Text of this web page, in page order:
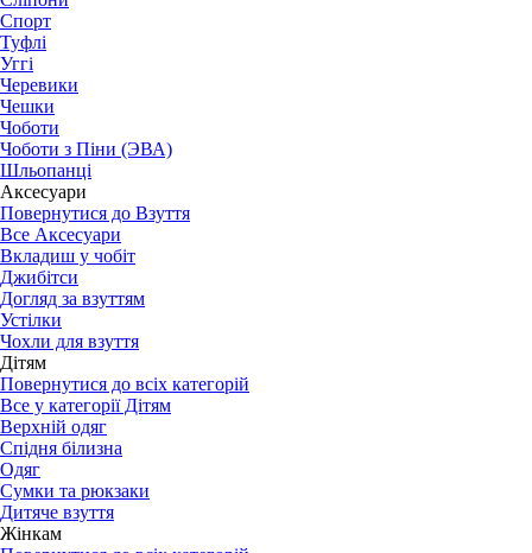
Спорт
Туфлі
Уггі
Черевики
Чешки
Чоботи
Чоботи з Піни (ЭВА)
Шльопанці
Аксесуари
Повернутися до Взуття
Все Аксесуари
Вкладиш у чобіт
Джибітси
Догляд за взуттям
Устілки
Чохли для взуття
Дітям
Повернутися до всіх категорій
Все у категорії Дітям
Верхній одяг
Спідня білизна
Одяг
Сумки та рюкзаки
Дитяче взуття
Жінкам